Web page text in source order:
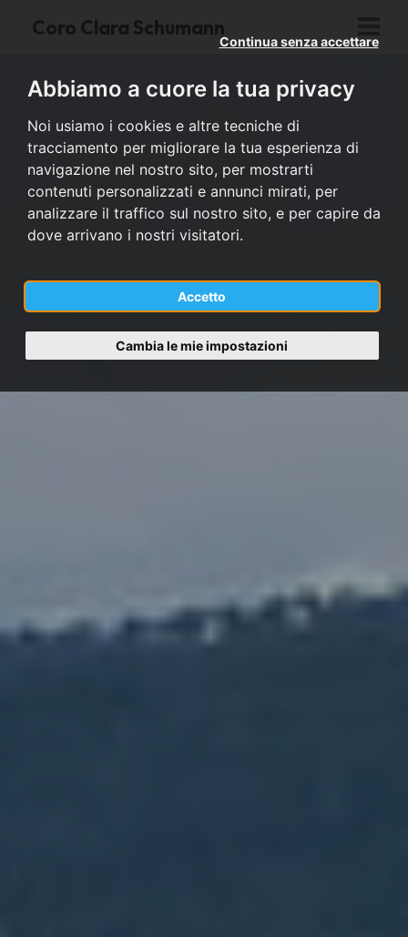
Abbiamo a cuore la tua privacy
Noi usiamo i cookies e altre tecniche di
tracciamento per migliorare la tua esperienza di
navigazione nel nostro sito, per mostrarti
contenuti personalizzati e annunci mirati, per
analizzare il traffico sul nostro sito, e per capire da
dove arrivano i nostri visitatori.
Accetto
Continua senza accettare
Cambia le mie impostazioni
Coro Clara Schumann